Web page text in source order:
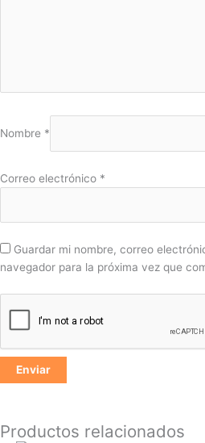
Nombre *
Correo electrónico *
Guardar mi nombre, correo
navegador para la próxima vez que
Productos relacionados